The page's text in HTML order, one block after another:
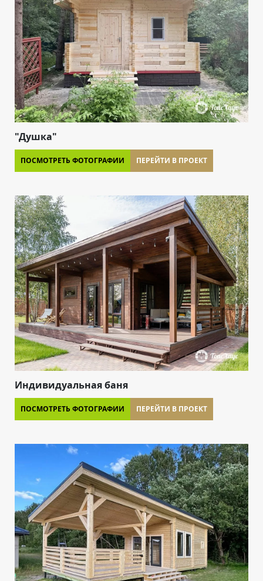
"Душка"
ПОСМОТРЕТЬ ФОТОГРАФИИ ПЕРЕЙТИ В ПРОЕКТ
Индивидуальная баня
ПОСМОТРЕТЬ ФОТОГРАФИИ ПЕРЕЙТИ В ПРОЕКТ